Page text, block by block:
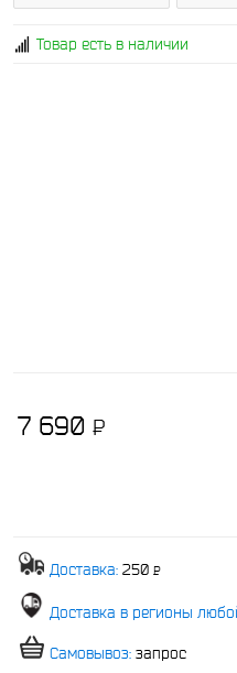
Товар есть в наличии
7 690P
-
Доставка: 250 P
-
Доставка в регионы
Самовывоз: запрос